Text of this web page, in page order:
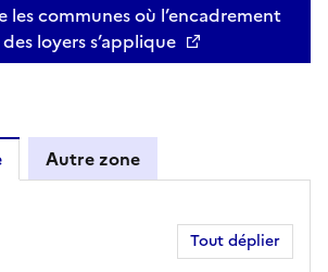
les communes où l’encadrement
des loyers s’applique
Autre zone
Tout déplier